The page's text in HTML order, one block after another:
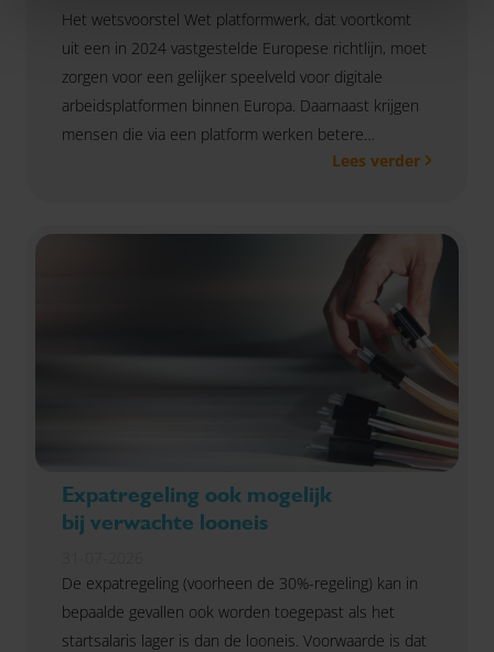
Het wetsvoorstel Wet platformwerk, dat voortkomt
uit een in 2024 vastgestelde Europese richtlijn, moet
zorgen voor een gelijker speelveld voor digitale
arbeidsplatformen binnen Europa. Daarnaast krijgen
mensen die via een platform werken betere
Lees verder
Expatregeling ook mogelijk
bij verwachte looneis
De expatregeling (voorheen de 30%-regeling) kan in
bepaalde gevallen ook worden toegepast als het
startsalaris lager is dan de looneis. Voorwaarde is dat